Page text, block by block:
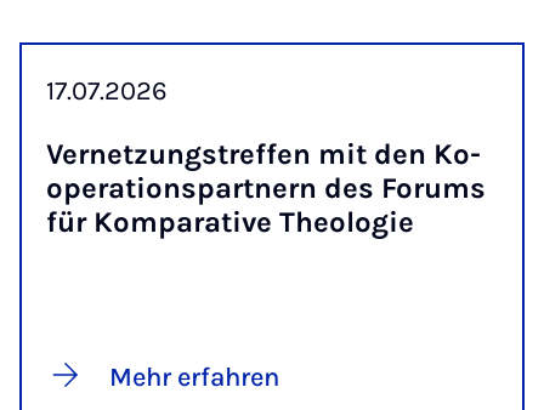
17.07.2026
Ver­net­zungs­tref­fen mit den Ko­
ope­ra­ti­ons­part­nern des Fo­rums
für Kom­pa­ra­ti­ve Theo­lo­gie
Mehr erfahren